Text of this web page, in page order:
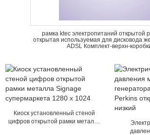
рамка ktec электропитаний открытой
открытая используемая для дисковода
ADSL Комплект-верхн-
Киоск установленный стеной
цифров открытой рамки металла